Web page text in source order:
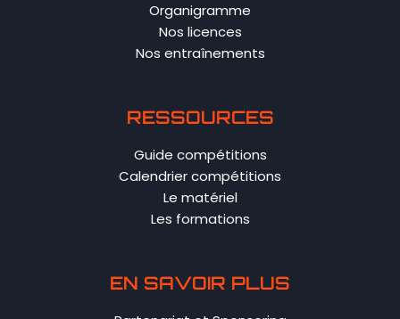
Organigramme
Nos licences
Nos entraînements
RESSOURCES
Guide compétitions
Calendrier compétitions
Le matériel
Les formations
EN SAVOIR PLUS